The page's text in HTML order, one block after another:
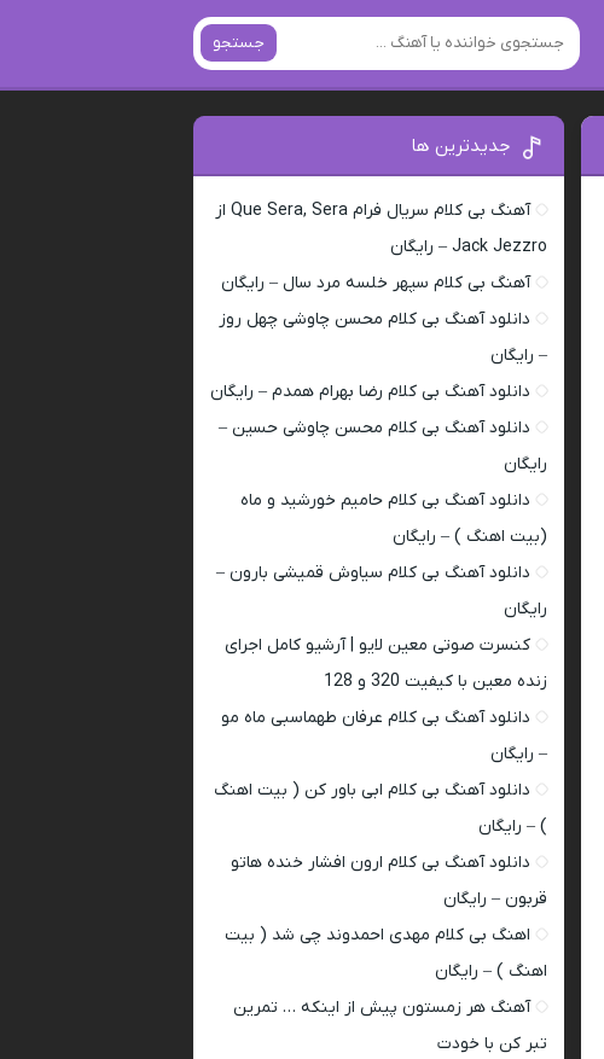
جستجو
جدیدترین ها
آهنگ بی کلام سریال فرام Que Sera, Sera از
Jack Jezzro – رایگان
آهنگ بی کلام سپهر خلسه مرد سال – رایگان
دانلود آهنگ بی کلام محسن چاوشی چهل روز
– رایگان
دانلود آهنگ بی کلام رضا بهرام همدم – رایگان
دانلود آهنگ بی کلام محسن چاوشی حسین –
رایگان
دانلود آهنگ بی کلام حامیم خورشید و ماه
(بیت اهنگ ) – رایگان
دانلود آهنگ بی کلام سیاوش قمیشی بارون –
رایگان
کنسرت صوتی معین لایو | آرشیو کامل اجرای
زنده معین با کیفیت 320 و 128
دانلود آهنگ بی کلام عرفان طهماسبی ماه مو
– رایگان
دانلود آهنگ بی کلام ابی باور کن ( بیت اهنگ
) – رایگان
دانلود آهنگ بی کلام ارون افشار خنده هاتو
قربون – رایگان
اهنگ بی کلام مهدی احمدوند چی شد ( بیت
اهنگ ) – رایگان
آهنگ هر زمستون پیش از اینکه … تمرین
تبر کن با خودت